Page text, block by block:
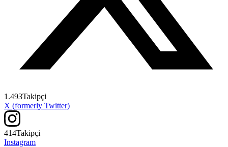
1.493Takipçi
X (formerly Twitter)
414Takipçi
Instagram